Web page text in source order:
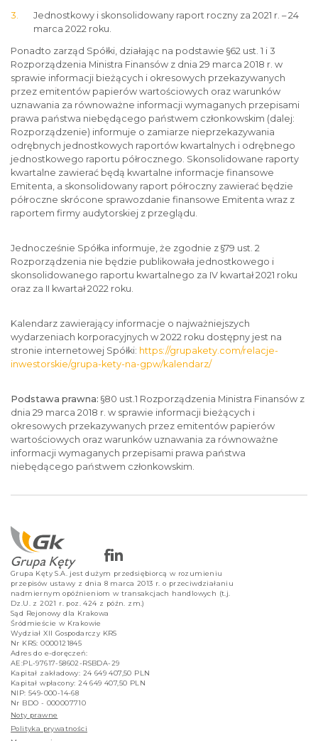
Jednostkowy i skonsolidowany raport roczny za 2021 r. – 24
marca 2022 roku.
Ponadto zarząd Spółki, działając na podstawie §62 ust. 1 i 3
Rozporządzenia Ministra Finansów z dnia 29 marca 2018 r. w
sprawie informacji bieżących i okresowych przekazywanych
przez emitentów papierów wartościowych oraz warunków
uznawania za równoważne informacji wymaganych przepisami
prawa państwa niebędącego państwem członkowskim (dalej:
Rozporządzenie) informuje o zamiarze nieprzekazywania
odrębnych jednostkowych raportów kwartalnych i odrębnego
jednostkowego raportu półrocznego. Skonsolidowane raporty
kwartalne zawierać będą kwartalne informacje finansowe
Emitenta, a skonsolidowany raport półroczny zawierać będzie
półroczne skrócone sprawozdanie finansowe Emitenta wraz z
raportem firmy audytorskiej z przeglądu.
Jednocześnie Spółka informuje, że zgodnie z §79 ust. 2
Rozporządzenia nie będzie publikowała jednostkowego i
skonsolidowanego raportu kwartalnego za IV kwartał 2021 roku
oraz za II kwartał 2022 roku.
Kalendarz zawierający informacje o najważniejszych
wydarzeniach korporacyjnych w 2022 roku dostępny jest na
stronie internetowej Spółki: https://grupakety.com/relacje-
inwestorskie/grupa-kety-na-gpw/kalendarz/
Podstawa prawna: §80 ust.1 Rozporządzenia Ministra Finansów z
dnia 29 marca 2018 r. w sprawie informacji bieżących i
okresowych przekazywanych przez emitentów papierów
wartościowych oraz warunków uznawania za równoważne
informacji wymaganych przepisami prawa państwa
niebędącego państwem członkowskim.
Grupa Kęty S.A. jest dużym przedsiębiorcą w rozumieniu
przepisów ustawy z dnia 8 marca 2013 r. o przeciwdziałaniu
nadmiernym opóźnieniom w transakcjach handlowych (t.j.
Dz.U. z 2021 r. poz. 424 z późn. zm.)
Sąd Rejonowy dla Krakowa
Śródmieście w Krakowie
Wydział XII Gospodarczy KRS
Nr KRS: 0000121845
Adres do e-doręczeń:
AE:PL-97617-58602-RSBDA-29
Kapitał zakładowy: 24 649 407,50 PLN
Kapitał wpłacony: 24 649 407,50 PLN
NIP: 549-000-14-68
Nr BDO - 000007710
Noty prawne
Polityka prywatności